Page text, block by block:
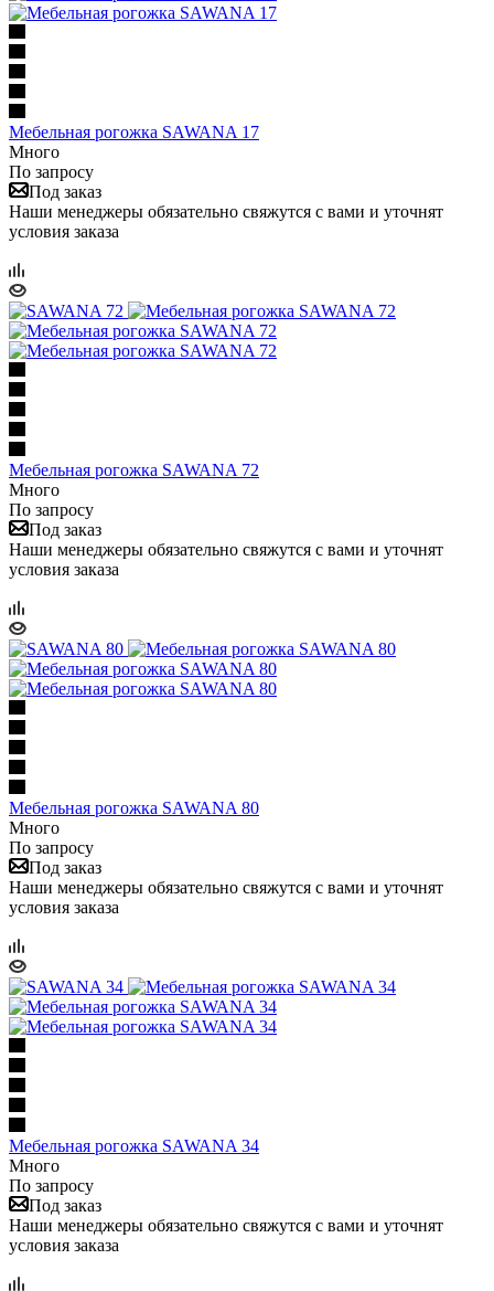
Мебельная рогожка SAWANA 17
Много
По запросу
Под заказ
Наши менеджеры обязательно свяжутся с вами и уточнят
условия заказа
Мебельная рогожка SAWANA 72
Много
По запросу
Под заказ
Наши менеджеры обязательно свяжутся с вами и уточнят
условия заказа
Мебельная рогожка SAWANA 80
Много
По запросу
Под заказ
Наши менеджеры обязательно свяжутся с вами и уточнят
условия заказа
Мебельная рогожка SAWANA 34
Много
По запросу
Под заказ
Наши менеджеры обязательно свяжутся с вами и уточнят
условия заказа